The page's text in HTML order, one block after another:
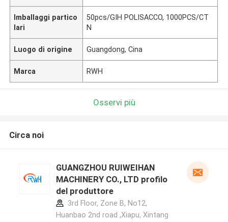
Imballaggi partico
lari
50pcs/GIH POLISACCO, 1000PCS/CT
N
Luogo di origine Guangdong, Cina
Marca RWH
Osservi più
Circa noi
GUANGZHOU RUIWEIHAN
MACHINERY CO., LTD profilo
del produttore
3rd Floor, Zone B, No12,
Huanbao 2nd road ,Xiapu, Xintang